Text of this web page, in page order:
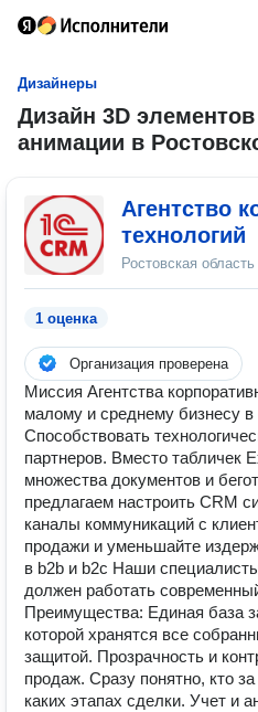
Дизайнеры
Дизайн 3D
анимации в
Агентство
технологий
Ростовская область
1 оценка
Организация проверена
Миссия Агентства
малому и среднему бизнесу в
Способствовать
партнеров. Вместо табличек
множества документов и
предлагаем настроить CRM
каналы коммуникаций с
продажи и уменьшайте
в b2b и b2c Наши
должен работать
Преимущества: Единая база
которой хранятся все
защитой. Прозрачность и
продаж. Сразу понятно, кто
каких этапах сделки. Учет и